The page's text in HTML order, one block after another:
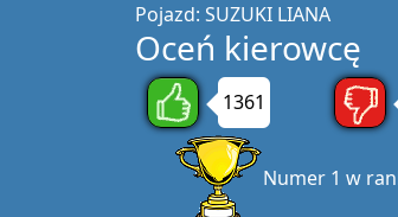
Pojazd: SUZUKI LIANA
Oceń kierowcę
1361
Numer 1 w